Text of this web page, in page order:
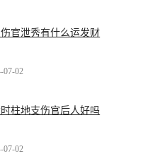
官泄秀有什么运发财
07-02
柱地支伤官后人好吗
07-02